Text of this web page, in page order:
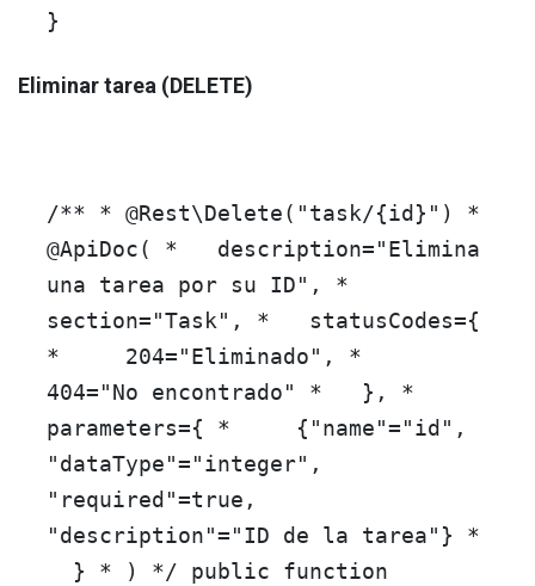
}
Eliminar tarea (DELETE)
/** * @Rest\Delete("task/{id}") *
@ApiDoc( * description="Elimina
una tarea por su ID", *
section="Task", * statusCodes={
* 204="Eliminado", *
404="No encontrado" * }, *
parameters={ * {"name"="id",
"dataType"="integer",
"required"=true,
"description"="ID de la tarea"} *
} * ) */
public
function